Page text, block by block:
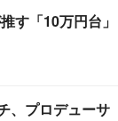
す「10万円台」
、プロデューサ